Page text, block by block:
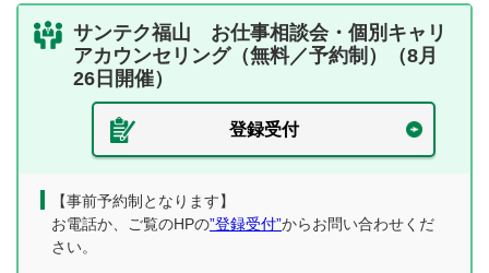
サンテク福山 お仕事相談会・個別キャリ
アカウンセリング（無料／予約制）（8月
26日開催）
登録受付
【事前予約制となります】
お電話か、ご覧のHPの”登録受付”からお問い合わせくだ
さい。